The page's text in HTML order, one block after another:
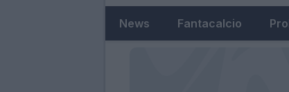
News Fantacalcio